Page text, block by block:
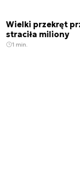
Wielki przekręt
straciła miliony
1 min.